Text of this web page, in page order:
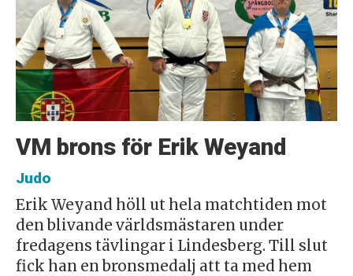
VM brons för Erik Weyand
Judo
Erik Weyand höll ut hela matchtiden mot
den blivande världsmästaren under
fredagens tävlingar i Lindesberg. Till slut
fick han en bronsmedalj att ta med hem